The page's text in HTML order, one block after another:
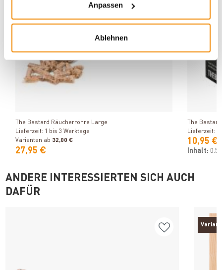
Anpassen
Ablehnen
The Bastard Räucherröhre Large
Lieferzeit: 1 bis 3 Werktage
Varianten ab 32,00 €
27,95 €
The
Lieferzeit: 1
10,95 €
Inhalt: 0.5
ANDERE INTERESSIERTEN SICH AUCH
DAFÜR